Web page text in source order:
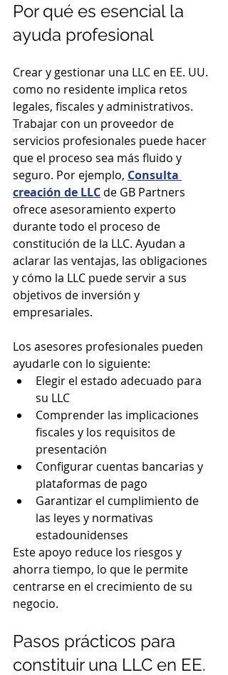
Por qué es esencial la
ayuda profesional
Crear y gestionar una LLC en EE. UU.
como no residente implica retos
legales, fiscales y administrativos.
Trabajar con un proveedor de
servicios profesionales puede hacer
que el proceso sea más fluido y
seguro. Por ejemplo, Consulta
creación de LLC de GB Partners
ofrece asesoramiento experto
durante todo el proceso de
constitución de la LLC. Ayudan a
aclarar las ventajas, las obligaciones
y cómo la LLC puede servir a sus
objetivos de inversión y
empresariales.
Los asesores profesionales pueden
ayudarle con lo siguiente:
Elegir el estado adecuado para
su LLC
Comprender las implicaciones
fiscales y los requisitos de
presentación
Configurar cuentas bancarias y
plataformas de pago
Garantizar el cumplimiento de
las leyes y normativas
estadounidenses
Este apoyo reduce los riesgos y
ahorra tiempo, lo que le permite
centrarse en el crecimiento de su
negocio.
Pasos prácticos para
constituir una LLC en EE.